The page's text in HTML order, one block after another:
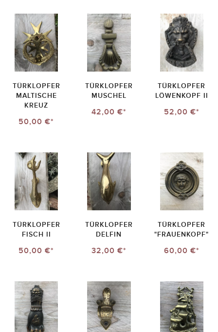
TÜRKLOPFER
MALTISCHE
KREUZ
50,00 €*
TÜRKLOPFER
MUSCHEL
42,00 €*
TÜRKLOPFER
LÖWENKOPF II
52,00 €*
TÜRKLOPFER
FISCH II
50,00 €*
TÜRKLOPFER
DELFIN
32,00 €*
TÜRKLOPFER
"FRAUENKOPF"
60,00 €*